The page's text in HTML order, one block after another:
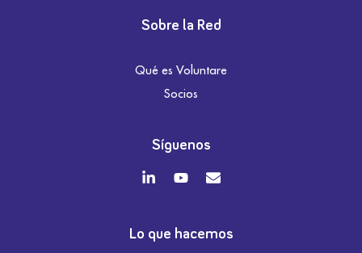
Sobre la Red
Qué es Voluntare
Socios
Síguenos
Lo que hacemos